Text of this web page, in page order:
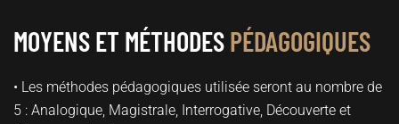
MOYENS ET MÉTHODESPÉDAGOGIQUES
• Les méthodes pédagogiques utilisée seront au nombre de
5 : Analogique, Magistrale, Interrogative, Découverte et